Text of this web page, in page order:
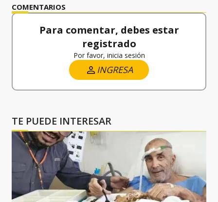
COMENTARIOS
Para comentar, debes estar
registrado
Por favor, inicia sesión
INGRESA
TE PUEDE INTERESAR